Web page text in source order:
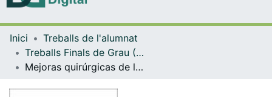
Navega per tot el DD
Com publicar
Inici
Treballs de l'alumnat
Treballs Finals de Grau (TFG) - Podologia
Mejoras quirúrgicas de las técnicas de onicocriptosis vs. las técnicas originales